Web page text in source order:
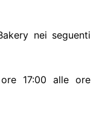
nei seguenti
17:00 alle ore